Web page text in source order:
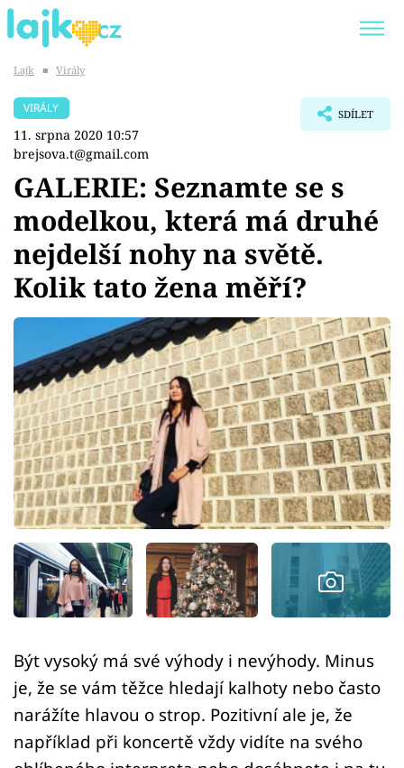
SHOPAHOLICADEL
Témata
Showbyznys
Youtubeři
Virály
Sex a vztahy
Videa
Sledujte prima+
Přihlášení
Sledujte nás
Lajk ■ Virály
VIRÁLY
11. srpna 2020 10:57
brejsova.t@gmail.com
SDÍLET
GALERIE: Seznamte se s
modelkou, která má druhé
nejdelší nohy na světě.
Kolik tato žena měří?
Být vysoký má své výhody i nevýhody. Minus
je, že se vám těžce hledají kalhoty nebo často
narážíte hlavou o strop. Pozitivní ale je, že
například při koncertě vždy vidíte na svého